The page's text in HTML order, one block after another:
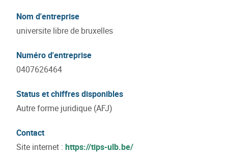
Nom d'entreprise
universite libre de bruxelles
Numéro d'entreprise
0407626464
Status et chiffres disponibles
Autre forme juridique (AFJ)
Contact
Site internet : https://tips-ulb.be/